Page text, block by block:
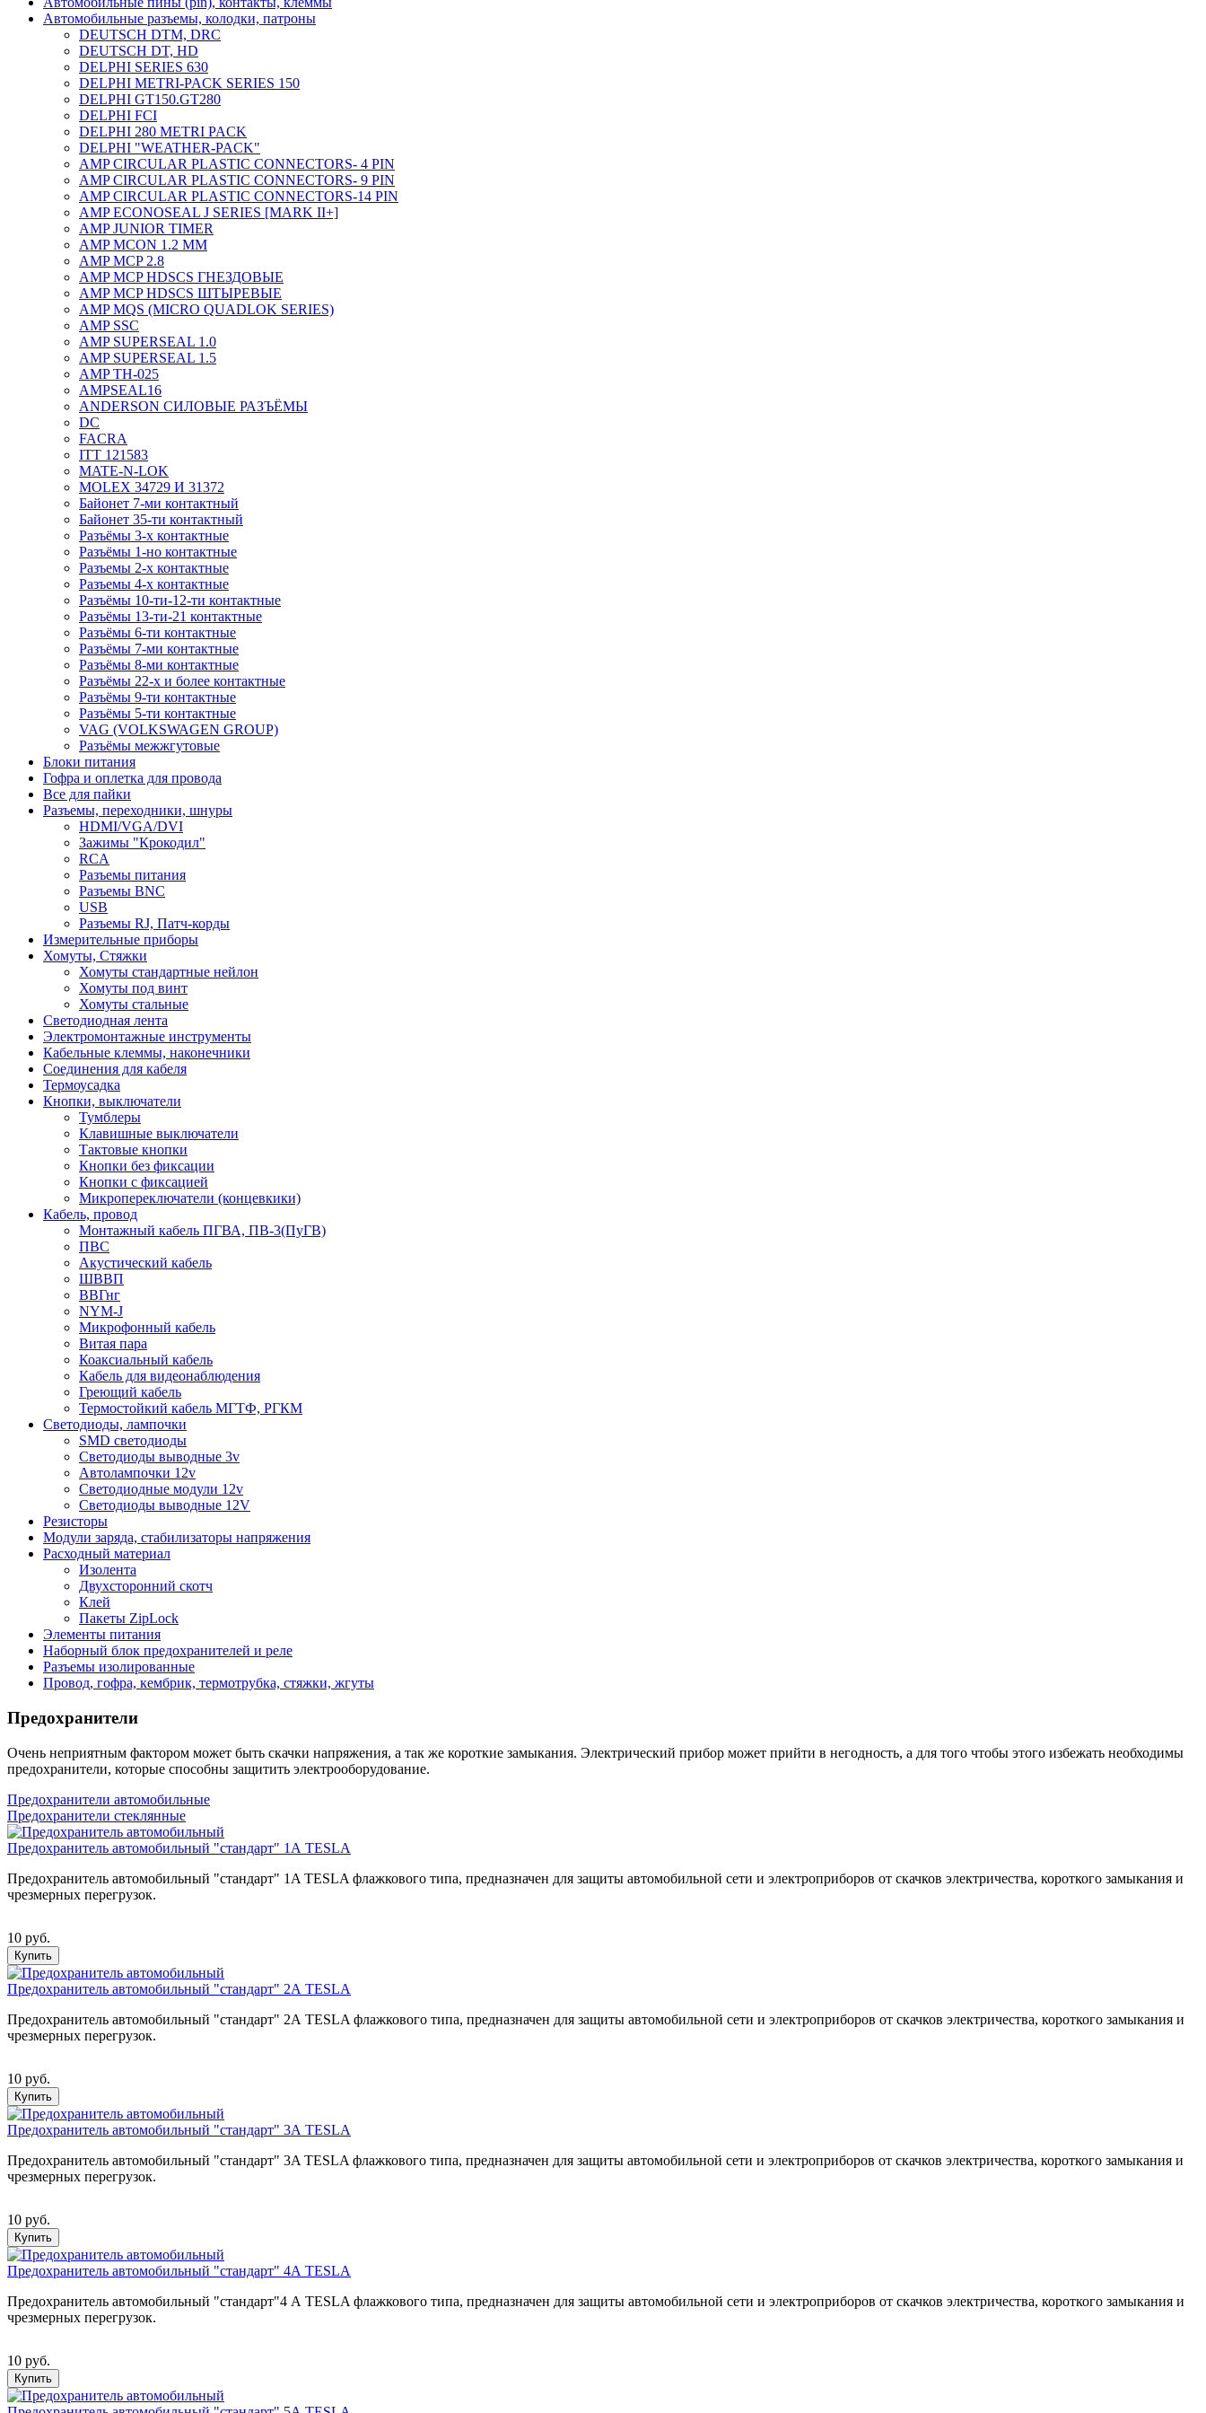
Автомобильные разъемы, колодки, патроны
DEUTSCH DTM, DRC
DEUTSCH DT, HD
DELPHI SERIES 630
DELPHI METRI-PACK SERIES 150
DELPHI GT150.GT280
DELPHI FCI
DELPHI 280 METRI PACK
DELPHI "WEATHER-PACK"
AMP CIRCULAR PLASTIC CONNECTORS- 4 PIN
AMP CIRCULAR PLASTIC CONNECTORS- 9 PIN
AMP CIRCULAR PLASTIC CONNECTORS-14 PIN
AMP ECONOSEAL J SERIES [MARK II+]
AMP JUNIOR TIMER
AMP MCON 1.2 MM
AMP MCP 2.8
AMP MCP HDSCS ГНЕЗДОВЫЕ
AMP MCP HDSCS ШТЫРЕВЫЕ
AMP MQS (MICRO QUADLOK SERIES)
AMP SSC
AMP SUPERSEAL 1.0
AMP SUPERSEAL 1.5
AMP ТН-025
AMPSEAL16
ANDERSON СИЛОВЫЕ РАЗЪЁМЫ
DC
FACRA
ITT 121583
MATE-N-LOK
MOLEX 34729 И 31372
Байонет 7-ми контактный
Байонет 35-ти контактный
Разъёмы 3-х контактные
Разъёмы 1-но контактные
Разъемы 2-х контактные
Разъемы 4-х контактные
Разъёмы 10-ти-12-ти контактные
Разъёмы 13-ти-21 контактные
Разъёмы 6-ти контактные
Разъёмы 7-ми контактные
Разъёмы 8-ми контактные
Разъёмы 22-х и более контактные
Разъёмы 9-ти контактные
Разъёмы 5-ти контактные
VAG (VOLKSWAGEN GROUP)
Разъёмы межжгутовые
Блоки питания
Гофра и оплетка для провода
Все для пайки
Разъемы, переходники, шнуры
HDMI/VGA/DVI
Зажимы "Крокодил"
RCA
Разъемы питания
Разъемы BNC
USB
Разъемы RJ, Патч-корды
Измерительные приборы
Хомуты, Стяжки
Хомуты стандартные нейлон
Хомуты под винт
Хомуты стальные
Светодиодная лента
Электромонтажные инструменты
Кабельные клеммы, наконечники
Соединения для кабеля
Термоусадка
Кнопки, выключатели
Тумблеры
Клавишные выключатели
Тактовые кнопки
Кнопки без фиксации
Кнопки с фиксацией
Микропереключатели (концевкики)
Кабель, провод
Монтажный кабель ПГВА, ПВ-3(ПуГВ)
ПВС
Акустический кабель
ШВВП
ВВГнг
NYM-J
Микрофонный кабель
Витая пара
Коаксиальный кабель
Кабель для видеонаблюдения
Греющий кабель
Термостойкий кабель МГТФ, РГКМ
Светодиоды, лампочки
SMD светодиоды
Светодиоды выводные 3v
Автолампочки 12v
Светодиодные модули 12v
Светодиоды выводные 12V
Резисторы
Модули заряда, стабилизаторы напряжения
Расходный материал
Изолента
Двухсторонний скотч
Клей
Пакеты ZipLock
Элементы питания
Наборный блок предохранителей и реле
Разъемы изолированные
Провод, гофра, кембрик, термотрубка, стяжки, жгуты
Предохранители
Очень неприятным фактором может быть скачки напряжения, а так же короткие замыкания. Электрический прибор может прийти в негодность, а для того чтобы этого избежать необходимы
предохранители, которые способны защитить электрооборудование.
Предохранители автомобильные
Предохранители стеклянные
Предохранитель автомобильный "стандарт" 1А TESLA
Предохранитель автомобильный "стандарт" 1A TESLA флажкового типа, предназначен для защиты автомобильной сети и электроприборов от скачков электричества, короткого замыкания и
чрезмерных перегрузок.
10 руб.
Купить
Предохранитель автомобильный "стандарт" 2А TESLA
Предохранитель автомобильный "стандарт" 2А TESLA флажкового типа, предназначен для защиты автомобильной сети и электроприборов от скачков электричества, короткого замыкания и
чрезмерных перегрузок.
10 руб.
Купить
Предохранитель автомобильный "стандарт" 3А TESLA
Предохранитель автомобильный "стандарт" 3A TESLA флажкового типа, предназначен для защиты автомобильной сети и электроприборов от скачков электричества, короткого замыкания и
чрезмерных перегрузок.
10 руб.
Купить
Предохранитель автомобильный "стандарт" 4А TESLA
Предохранитель автомобильный "стандарт"4 А TESLA флажкового типа, предназначен для защиты автомобильной сети и электроприборов от скачков электричества, короткого замыкания и
чрезмерных перегрузок.
10 руб.
Купить